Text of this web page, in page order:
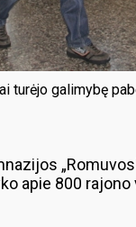
turėjo galimybę
apie 800